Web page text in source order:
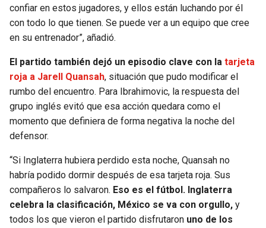
confiar en estos jugadores, y ellos están luchando por él
con todo lo que tienen. Se puede ver a un equipo que cree
en su entrenador”, añadió.
El partido también dejó un episodio clave con la tarjeta
roja a Jarell Quansah, situación que pudo modificar el
rumbo del encuentro. Para Ibrahimovic, la respuesta del
grupo inglés evitó que esa acción quedara como el
momento que definiera de forma negativa la noche del
defensor.
“Si Inglaterra hubiera perdido esta noche, Quansah no
habría podido dormir después de esa tarjeta roja. Sus
compañeros lo salvaron. Eso es el fútbol. Inglaterra
celebra la clasificación, México se va con orgullo, y
todos los que vieron el partido disfrutaron uno de los